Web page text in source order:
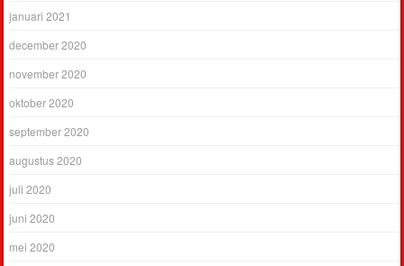
januari 2021
december 2020
november 2020
oktober 2020
september 2020
augustus 2020
juli 2020
juni 2020
mei 2020